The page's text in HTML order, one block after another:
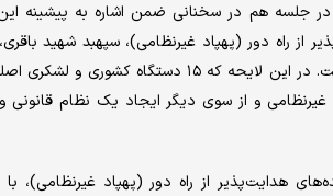
راه دور (پهپاد غیرنظامی)، سپهبد شهید
مسلح ورود و تأثیر داشتند و با هدایت او لایحه پیش رفت. در
و از سوی دیگر ایجاد یک نظام قانونی و
هدایت‌پذیر از راه دور (پهپاد غیرنظامی)،